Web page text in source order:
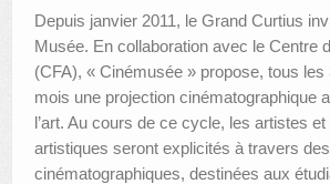
Depuis janvier 2011, le Grand Curtius
Musée. En collaboration avec le Centre
(CFA), « Cinémusée » propose, tous
mois une projection cinématographique
l’art. Au cours de ce cycle, les artistes
artistiques seront explicités à travers
cinématographiques, destinées aux